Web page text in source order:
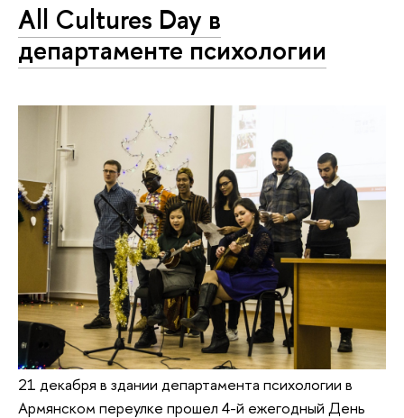
All Cultures Day в
департаменте психологии
21 декабря в здании департамента психологии в
Армянском переулке прошел 4-й ежегодный День